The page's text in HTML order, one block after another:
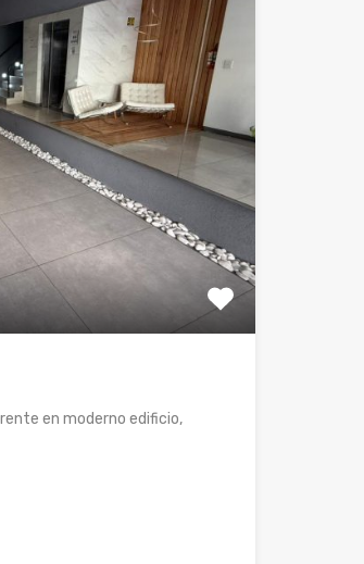
en moderno edificio,